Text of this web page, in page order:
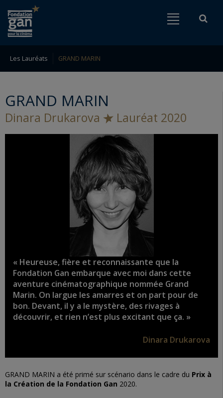
Go to content
Fondation
gan
pour
le
cinéma
Les Lauréats GRAND MARIN
GRAND MARIN
Dinara Drukarova Lauréat 2020
« Heureuse, fière et reconnaissante que la
Fondation Gan embarque avec moi dans cette
aventure cinématographique nommée Grand
Marin. On largue les amarres et on part pour de
bon. Devant, il y a le mystère, des rivages à
découvrir, et rien n’est plus excitant que ça. »
Dinara Drukarova
GRAND MARIN a été primé sur scénario dans le cadre du Prix à
la Création de la Fondation Gan 2020.